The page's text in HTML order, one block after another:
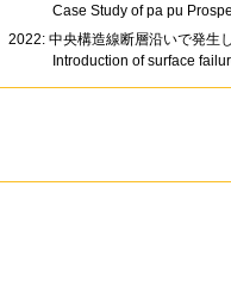
Case Study of pa pu
2022: 中央構造線断層沿いで発生
Introduction of surface